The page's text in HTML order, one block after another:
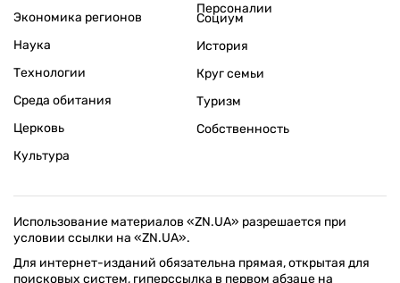
Экономика регионов
Персоналии
Наука
Технологии
Среда обитания
Церковь
Культура
Социум
История
Круг семьи
Туризм
Собственность
Использование материалов «ZN.UA» разрешается при
условии ссылки на «ZN.UA».
Для интернет-изданий обязательна прямая, открытая для
поисковых систем, гиперссылка в первом абзаце на